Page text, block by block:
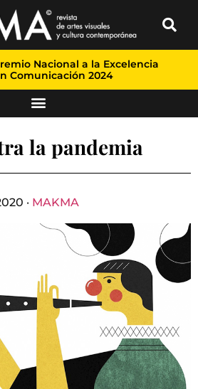
Nacional a la Excelencia
Comunicación 2024
la pandemia
· MAKMA